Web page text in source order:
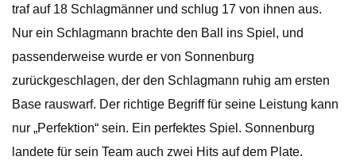
traf auf 18 Schlagmänner und schlug 17 von ihnen aus.
Nur ein Schlagmann brachte den Ball ins Spiel, und
passenderweise wurde er von Sonnenburg
zurückgeschlagen, der den Schlagmann ruhig am ersten
Base rauswarf. Der richtige Begriff für seine Leistung kann
nur „Perfektion“ sein. Ein perfektes Spiel. Sonnenburg
landete für sein Team auch zwei Hits auf dem Plate.